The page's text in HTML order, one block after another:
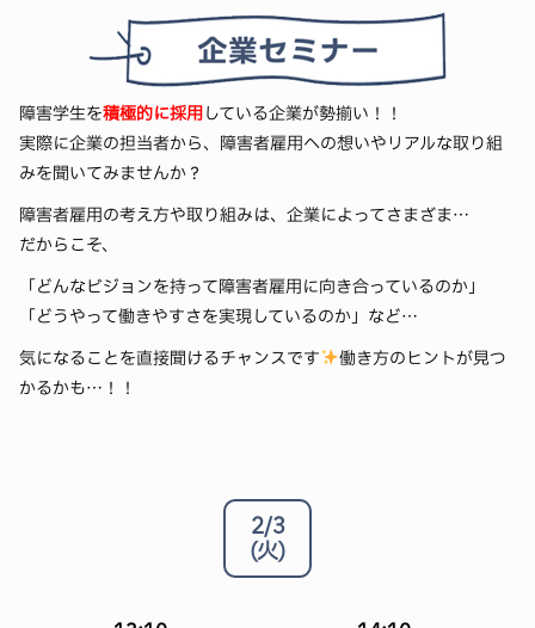
障害学生を積極的に採用 している企業が勢揃い！！
実際に企業の担当者から、障害者雇用への想いやリアルな取り組
みを聞いてみませんか？
障害者雇用の考え方や取り組みは、企業によってさまざま…
だからこそ、
「どんなビジョンを持って障害者雇用に向き合っているのか」
「どうやって働きやすさを実現しているのか」など…
気になることを直接聞けるチャンスです
働き方のヒントが見つ
かるかも…！！
2/3
(火)